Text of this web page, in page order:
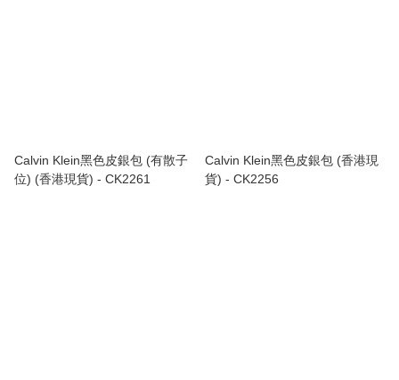
Calvin Klein黑色皮銀包 (有散子
位) (香港現貨) - CK2261
Calvin Klein黑色皮銀包 (香港現
貨) - CK2256